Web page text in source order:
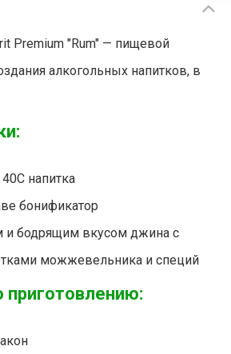
Premium "Rum" — пищевой
алкогольных напитков, в
40С напитка
бонификатор
и бодрящим вкусом джина с
можжевельника и специй
приготовлению: